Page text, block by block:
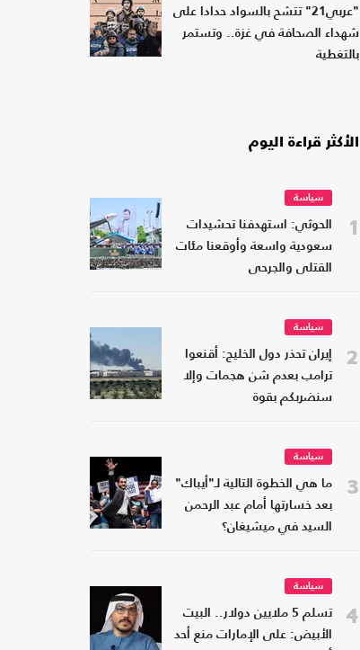
"عربي21" تتشح بالسواد حدادا على
شهداء الصحافة في غزة.. وتستمر
بالتغطية
الأكثر قراءة اليوم
1
سياسة
الحوثي: استهدفنا تحشيدات
سعودية واسعة وأوقعنا مئات
القتلى والجرحى
2
سياسة
إيران تحذر دول الخليج: أقنعوا
ترامب بعدم شن هجمات وإلا
سنضربكم بقوة
3
سياسة
ما هي الخطوة التالية لـ"أيباك"
بعد خسارتها أمام عبد الرحمن
السيد في ميشيغان؟
4
سياسة
تسلم 5 ملايين دولار.. البيت
الأبيض: على الإمارات منع أحد